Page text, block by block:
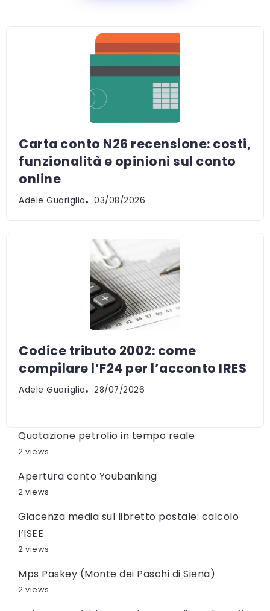
Carta conto N26 recensione: costi,
funzionalità e opinioni sul conto
online
Adele Guariglia 03/08/2026
Codice tributo 2002: come
compilare l’F24 per l’acconto IRES
Adele Guariglia 28/07/2026
Quotazione petrolio in tempo reale
2 views
Apertura conto Youbanking
2 views
Giacenza media sul libretto postale: calcolo
l’ISEE
2 views
Mps Paskey (Monte dei Paschi di Siena)
2 views